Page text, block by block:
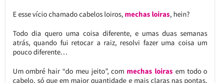
E esse vício chamado cabelos loiros, mechas loiras, hein?
Todo dia quero uma coisa diferente, e umas duas semanas
atrás, quando fui retocar a raiz, resolvi fazer uma coisa um
pouco diferente…
Um ombré hair “do meu jeito”, com mechas loirasem todo o
cabelo, só que em maior quantidade e mais claras nas pontas,